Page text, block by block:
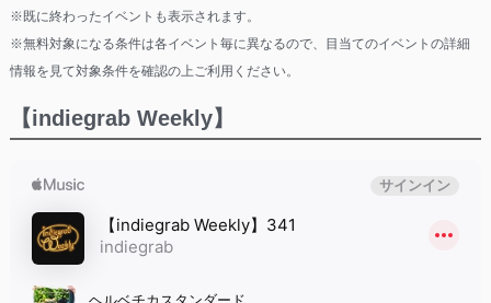
※既に終わったイベントも表示されます。
※無料対象になる条件は各イベント毎に異なるので、目当てのイベントの詳細
情報を見て対象条件を確認の上ご利用ください。
【indiegrab Weekly】